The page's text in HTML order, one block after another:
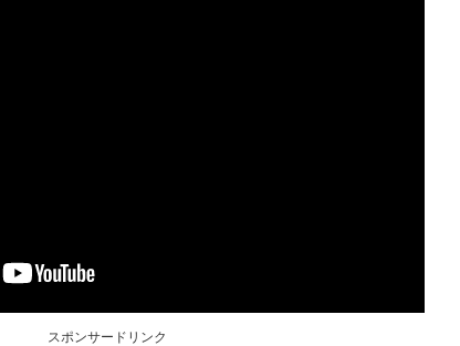
スポンサードリンク